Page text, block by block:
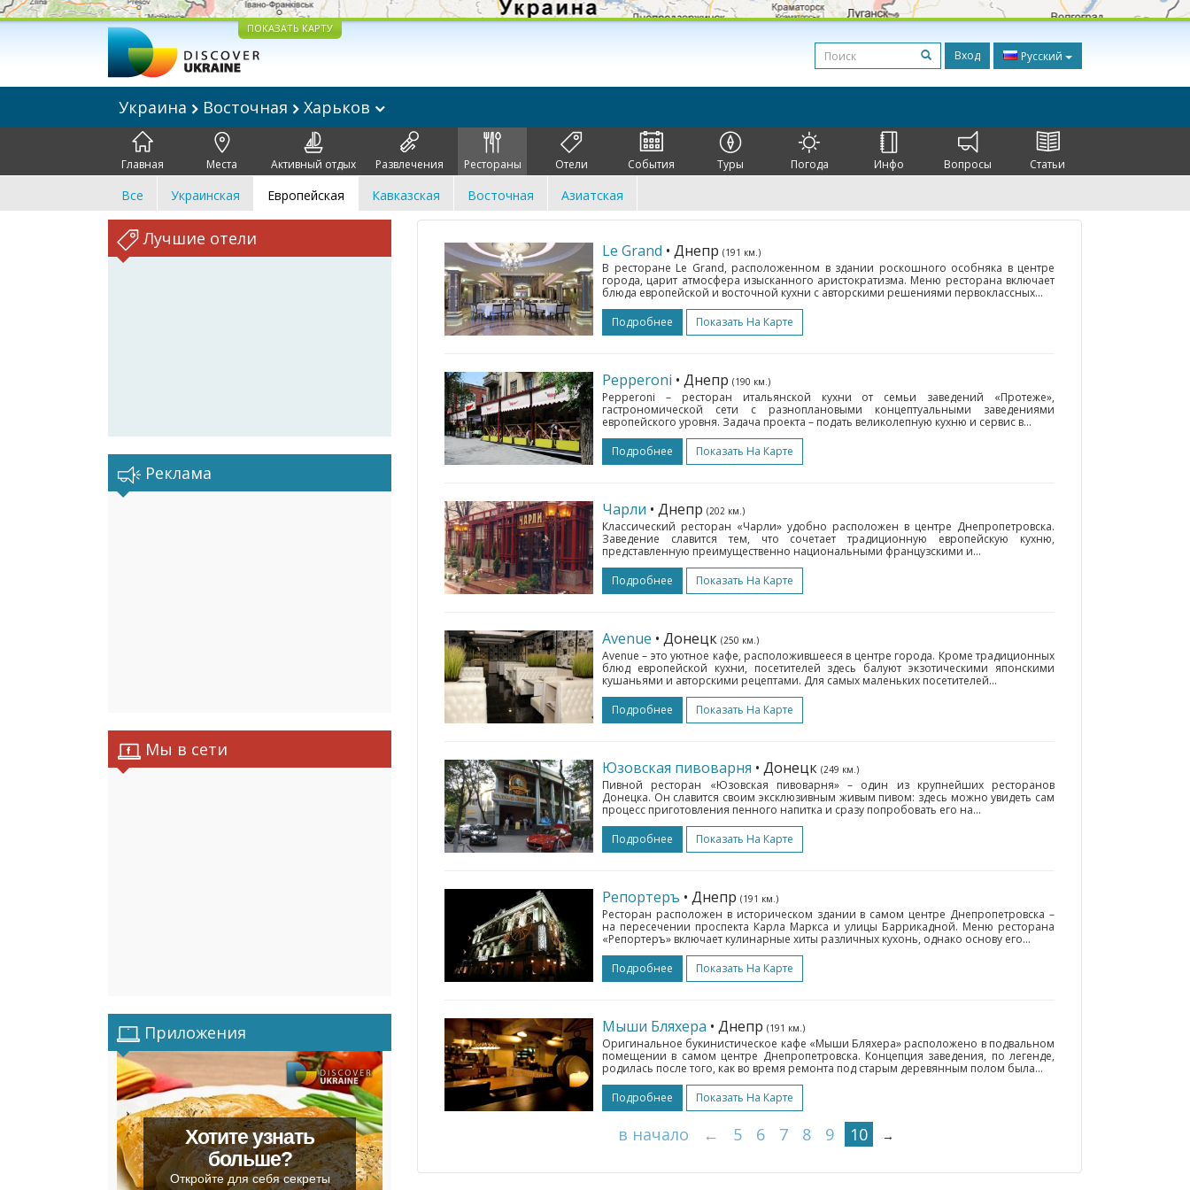
ПОКАЗАТЬ КАРТУ
Вход Русский
Украина Восточная Харьков
Главная Места Активный отдых Развлечения Рестораны Отели События Туры Погода Инфо Вопросы Статьи
Все Украинская Европейская Кавказская Восточная Азиатская
Лучшие отели
Реклама
Мы в сети
Приложения
Хотите узнать
больше?
Откройте для себя секреты
Le Grand • Днепр (191 км.)
В ресторане Le Grand, расположенном в здании роскошного особняка в центре
города, царит атмосфера изысканного аристократизма. Меню ресторана включает
блюда европейской и восточной кухни с авторскими решениями первоклассных...
Подробнее
Показать На Карте
Pepperoni • Днепр (190 км.)
Pepperoni – ресторан итальянской кухни от семьи заведений «Протеже»,
гастрономической сети с разноплановыми концептуальными заведениями
европейского уровня. Задача проекта – подать великолепную кухню и сервис в...
Подробнее
Показать На Карте
Чарли • Днепр (202 км.)
Классический ресторан «Чарли» удобно расположен в центре Днепропетровска.
Заведение славится тем, что сочетает традиционную европейскую кухню,
представленную преимущественно национальными французскими и...
Подробнее
Показать На Карте
Avenue • Донецк (250 км.)
Avenue – это уютное кафе, расположившееся в центре города. Кроме традиционных
блюд европейской кухни, посетителей здесь балуют экзотическими японскими
кушаньями и авторскими рецептами. Для самых маленьких посетителей...
Подробнее
Показать На Карте
Юзовская пивоварня • Донецк (249 км.)
Пивной ресторан «Юзовская пивоварня» – один из крупнейших ресторанов
Донецка. Он славится своим эксклюзивным живым пивом: здесь можно увидеть сам
процесс приготовления пенного напитка и сразу попробовать его на...
Подробнее
Показать На Карте
Репортеръ • Днепр (191 км.)
Ресторан расположен в историческом здании в самом центре Днепропетровска –
на пересечении проспекта Карла Маркса и улицы Баррикадной. Меню ресторана
«Репортеръ» включает кулинарные хиты различных кухонь, однако основу его...
Подробнее
Показать На Карте
Мыши Бляхера • Днепр (191 км.)
Оригинальное букинистическое кафе «Мыши Бляхера» расположено в подвальном
помещении в самом центре Днепропетровска. Концепция заведения, по легенде,
родилась после того, как во время ремонта под старым деревянным полом была...
Подробнее
Показать На Карте
в начало ← 5 6 7 8 9 10 →